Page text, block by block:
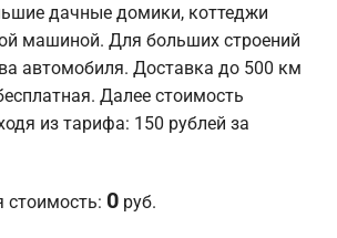
дачные домики, коттеджи
машиной. Для больших строений
автомобиля. Доставка до 500 км
Далее стоимость
из тарифа: 150 рублей за
стоимость: 0 руб.